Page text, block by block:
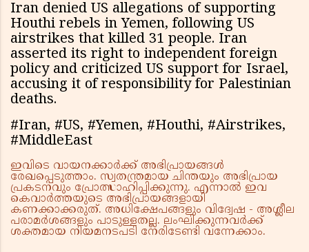
Iran denied US allegations of supporting
Houthi rebels in Yemen, following US
airstrikes that killed 31 people. Iran
asserted its right to independent foreign
policy and criticized US support for Israel,
accusing it of responsibility for Palestinian
deaths.
#Iran, #US, #Yemen, #Houthi, #Airstrikes,
#MiddleEast
ഇവിടെ വായനക്കാർക്ക് അഭിപ്രായങ്ങൾ
രേഖപ്പെടുത്താം. സ്വതന്ത്രമായ ചിന്തയും അഭിപ്രായ
പ്രകടനവും പ്രോത്സാഹിപ്പിക്കുന്നു. എന്നാൽ ഇവ
കെവാർത്തയുടെ അഭിപ്രായങ്ങളായി
കണക്കാക്കരുത്. അധിക്ഷേപങ്ങളും വിദ്വേഷ - അശ്ലീല
പരാമർശങ്ങളും പാടുള്ളതല്ല. ലംഘിക്കുന്നവർക്ക്
ശക്തമായ നിയമനടപടി നേരിടേണ്ടി വന്നേക്കാം.